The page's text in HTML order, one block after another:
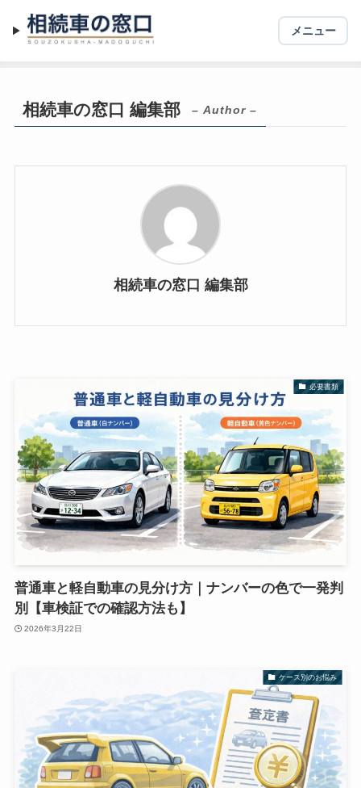
メニュー
相続車の窓口 編集部 – Author –
相続車の窓口 編集部
必要書類
普通車と軽自動車の見分け方｜ナンバーの色で一発判
別【車検証での確認方法も】
2026年3月22日
ケース別のお悩み